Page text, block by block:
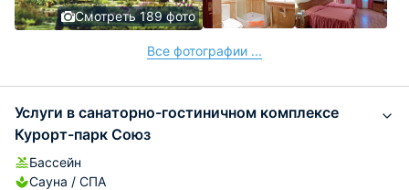
Смотреть 189 фото
Все фотографии ...
Услуги в санаторно-гостиничном комплексе
Курорт-парк Союз
Бассейн
Сауна / СПА